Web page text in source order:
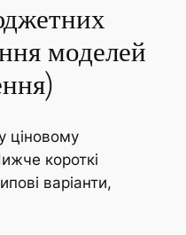
моделей
ціновому
короткі
варіанти,